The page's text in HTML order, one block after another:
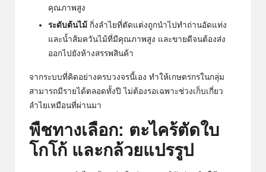
คุณภาพสูง
ระดับต้นไม้ กิ่งลำไยที่ตัดแต่งถูกนำไปทำถ่านอัดแท่ง
และน้ำส้มควันไม้ที่มีคุณภาพสูง และขายดีจนต้องส่ง
ออกไปยังห้างสรรพสินค้า
จากระบบที่คิดอย่างครบวงจรนี้เอง ทำให้เกษตรกรในกลุ่ม
สามารถมีรายได้ตลอดทั้งปี ไม่ต้องรอเฉพาะช่วงเก็บเกี่ยว
ลำไยเหมือนที่ผ่านมา
พืชทางเลือก: ตะไคร้ตัดใบ
โกโก้ และกล้วยแปรรูป